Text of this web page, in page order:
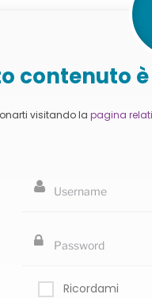
contenuto
visitando la pagina
Ricordami